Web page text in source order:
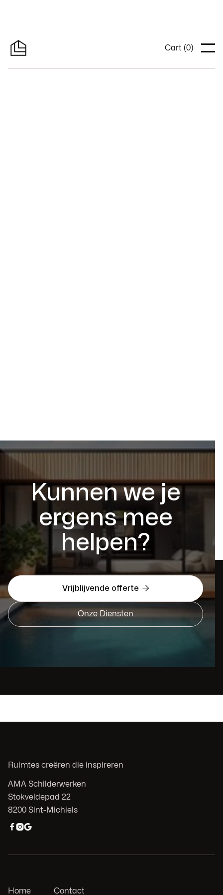
Cart (0)
Kunnen we je
ergens mee
helpen?
Vrijblijvende offerte 
Onze Diensten
Ruimtes creëren die inspireren
AMA Schilderwerken
Stokveldepad 22
8200 Sint-Michiels

Home Contact